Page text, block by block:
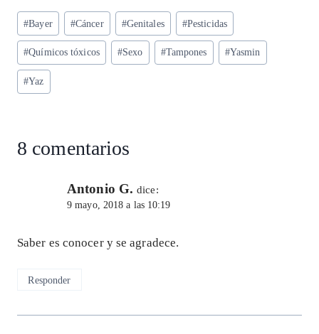
ts
A
p
eg
ra
m
eb
o
o
ke
dI
n
ai
l
re
Etiquetas
de
la
entrada:
#Bayer #Cáncer #Genitales #Pesticidas
#Químicos tóxicos #Sexo #Tampones #Yasmin
#Yaz
8 comentarios
Antonio G. dice:
9 mayo, 2018 a las 10:19
Saber es conocer y se agradece.
Responder